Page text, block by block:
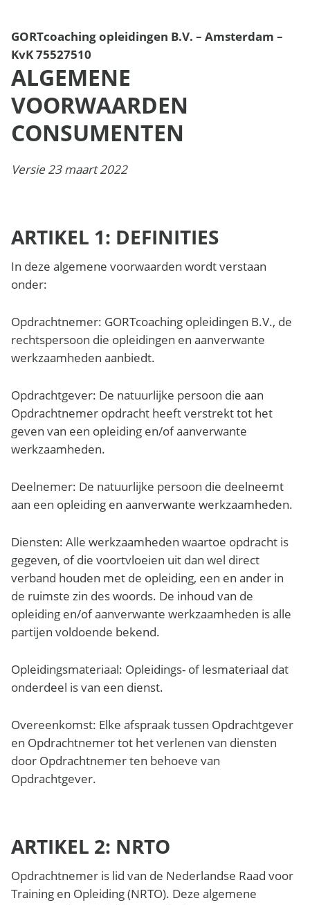
GORTcoaching opleidingen B.V. – Amsterdam –
KvK 75527510
ALGEMENE
VOORWAARDEN
CONSUMENTEN
Versie 23 maart 2022
ARTIKEL 1: DEFINITIES
In deze algemene voorwaarden wordt verstaan
onder:
Opdrachtnemer: GORTcoaching opleidingen B.V., de
rechtspersoon die opleidingen en aanverwante
werkzaamheden aanbiedt.
Opdrachtgever: De natuurlijke persoon die aan
Opdrachtnemer opdracht heeft verstrekt tot het
geven van een opleiding en/of aanverwante
werkzaamheden.
Deelnemer: De natuurlijke persoon die deelneemt
aan een opleiding en aanverwante werkzaamheden.
Diensten: Alle werkzaamheden waartoe opdracht is
gegeven, of die voortvloeien uit dan wel direct
verband houden met de opleiding, een en ander in
de ruimste zin des woords. De inhoud van de
opleiding en/of aanverwante werkzaamheden is alle
partijen voldoende bekend.
Opleidingsmateriaal: Opleidings- of lesmateriaal dat
onderdeel is van een dienst.
Overeenkomst: Elke afspraak tussen Opdrachtgever
en Opdrachtnemer tot het verlenen van diensten
door Opdrachtnemer ten behoeve van
Opdrachtgever.
ARTIKEL 2: NRTO
Opdrachtnemer is lid van de Nederlandse Raad voor
Training en Opleiding (NRTO). Deze algemene